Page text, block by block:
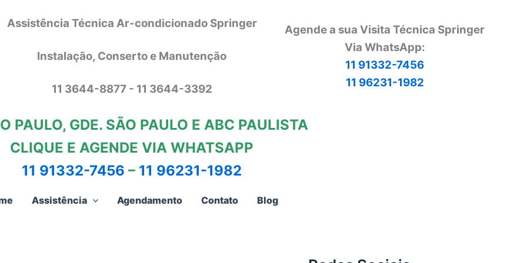
Assistência Técnica Ar-condicionado Springer
Instalação, Conserto e Manutenção
11 3644-8877 - 11 3644-3392
Agende a sua Visita Técnica Springer
Via WhatsApp:
11 91332-7456
11 96231-1982
PAULO, GDE. SÃO PAULO E ABC PAULISTA
CLIQUE E AGENDE VIA WHATSAPP
11 91332-7456 – 11 96231-1982
Assistência Agendamento Contato Blog